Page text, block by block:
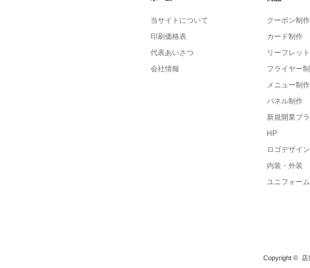
当サイトについて
印刷価格表
代表あいさつ
会社情報
クーポン制作
カード制作
リーフレッ
フライヤー
メニュー制作
パネル制作
新規開業プ
HP
ロゴデザイン
内装・外装
ユニフォー
Copyright © 店